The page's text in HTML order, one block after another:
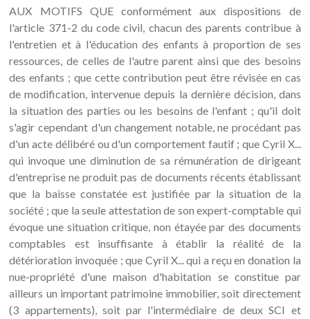
AUX MOTIFS QUE conformément aux dispositions de
l'article 371-2 du code civil, chacun des parents contribue à
l'entretien et à l'éducation des enfants à proportion de ses
ressources, de celles de l'autre parent ainsi que des besoins
des enfants ; que cette contribution peut être révisée en cas
de modification, intervenue depuis la dernière décision, dans
la situation des parties ou les besoins de l'enfant ; qu'il doit
s'agir cependant d'un changement notable, ne procédant pas
d'un acte délibéré ou d'un comportement fautif ; que Cyril X...
qui invoque une diminution de sa rémunération de dirigeant
d'entreprise ne produit pas de documents récents établissant
que la baisse constatée est justifiée par la situation de la
société ; que la seule attestation de son expert-comptable qui
évoque une situation critique, non étayée par des documents
comptables est insuffisante à établir la réalité de la
détérioration invoquée ; que Cyril X... qui a reçu en donation la
nue-propriété d'une maison d'habitation se constitue par
ailleurs un important patrimoine immobilier, soit directement
(3 appartements), soit par l'intermédiaire de deux SCI et